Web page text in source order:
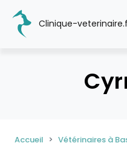
Clinique-
Accueil Vétérinaires à